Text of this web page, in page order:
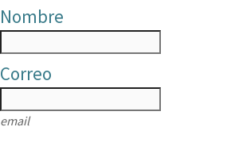
Nombre
Correo
email